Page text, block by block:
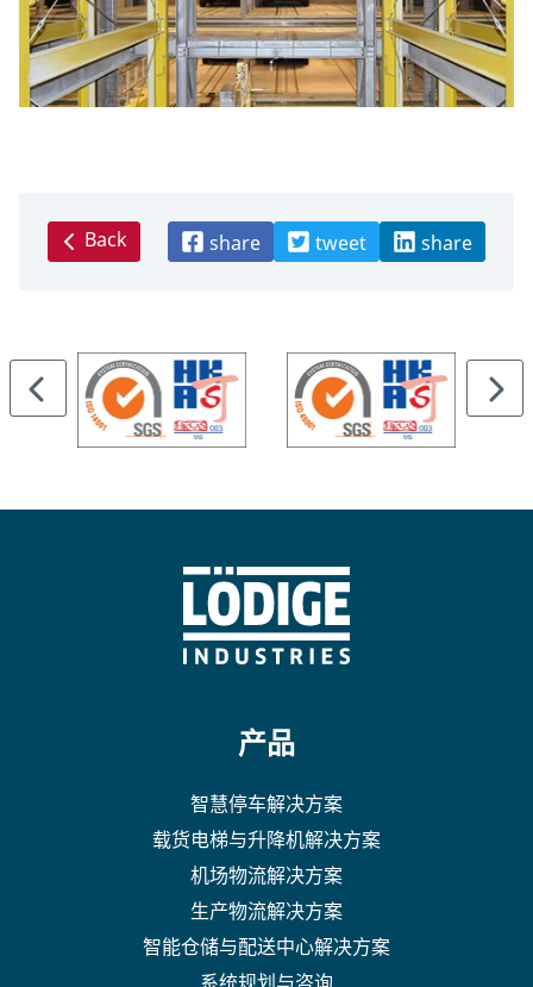
Back share tweet share
产品
智慧停车解决方案
载货电梯与升降机解决方案
机场物流解决方案
生产物流解决方案
智能仓储与配送中心解决方案